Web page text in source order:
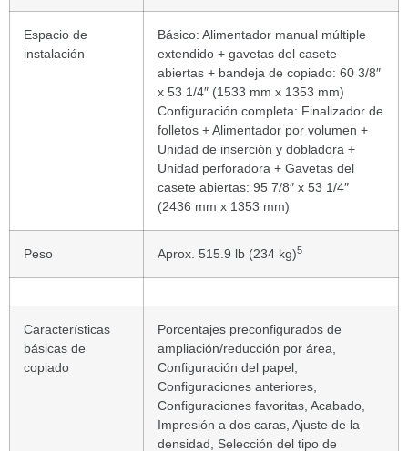
Espacio de
instalación
Básico: Alimentador manual múltiple
extendido + gavetas del casete
abiertas + bandeja de copiado: 60 3/8″
x 53 1/4″ (1533 mm x 1353 mm)
Configuración completa: Finalizador de
folletos + Alimentador por volumen +
Unidad de inserción y dobladora +
Unidad perforadora + Gavetas del
casete abiertas: 95 7/8″ x 53 1/4″
(2436 mm x 1353 mm)
Peso Aprox. 515.9 lb (234 kg)5
Características
básicas de
copiado
Porcentajes preconfigurados de
ampliación/reducción por área,
Configuración del papel,
Configuraciones anteriores,
Configuraciones favoritas, Acabado,
Impresión a dos caras, Ajuste de la
densidad, Selección del tipo de